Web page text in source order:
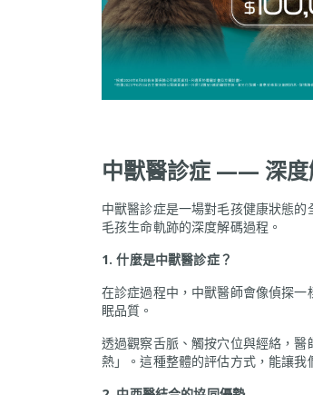
中獸醫診症 —— 深度
中獸醫診症是一場對毛孩健康狀態
毛孩生命軌跡的深度解碼過程。
1. 什麼是中獸醫診症？
在診症過程中，中獸醫師會像偵探
眠品質。
透過觀察舌脈、觸按穴位與經絡，
熱」。這種整體的評估方式，能讓我